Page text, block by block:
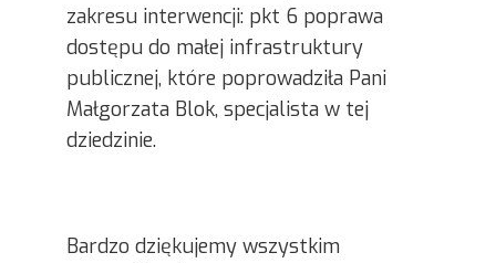
zakresu interwencji: pkt 6 poprawa
dostępu do małej infrastruktury
publicznej, które poprowadziła Pani
Małgorzata Blok, specjalista w tej
dziedzinie.
Bardzo dziękujemy wszystkim